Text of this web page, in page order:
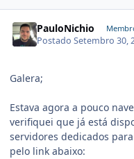
PauloNichio
PostadoSetembro 30,
Galera;
Estava agora a pouco
verifiquei que já está
servidores dedicados
pelo link abaixo: